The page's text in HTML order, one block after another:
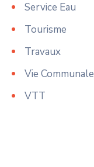
Service Eau
Tourisme
Travaux
Vie Communale
VTT